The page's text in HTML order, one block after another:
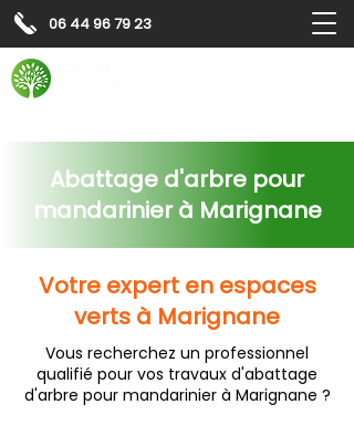
06 44 96 79 23
Abattage d'arbre pour
mandarinier à Marignane
Votre expert en espaces
verts à Marignane
Vous recherchez un professionnel
qualifié pour vos travaux d'abattage
d'arbre pour mandarinier à Marignane ?